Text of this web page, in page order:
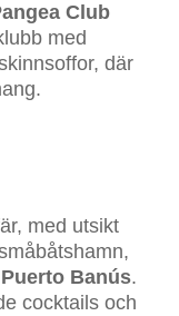
Club
med
där
med utsikt
Banús.
cocktails och